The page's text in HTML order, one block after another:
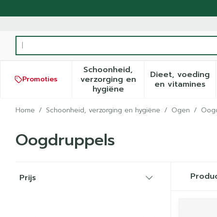
Product, merk, categorie...
Promoties
Schoonheid,
verzorging en
hygiëneToon submenu voor
Dieet, voeding
en vitamines
Toon
Home / Schoonheid, verzorging en hygiëne / Ogen /
Oogdruppels
Prijs